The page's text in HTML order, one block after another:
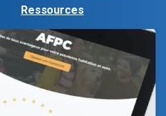
Ressources